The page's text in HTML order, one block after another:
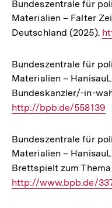
Bundeszentrale für
Materialien – Falter
Deutschland (2025).
Bundeszentrale für
Materialien –
Bundeskanzler/-in-
http://bpb.de/558139
Bundeszentrale für
Materialien –
Brettspielt zum Thema
http://www.bpb.de/